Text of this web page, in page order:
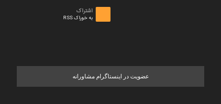
اشتراک
به خوراک RSS
عضویت در اینستاگرام مشاورانه